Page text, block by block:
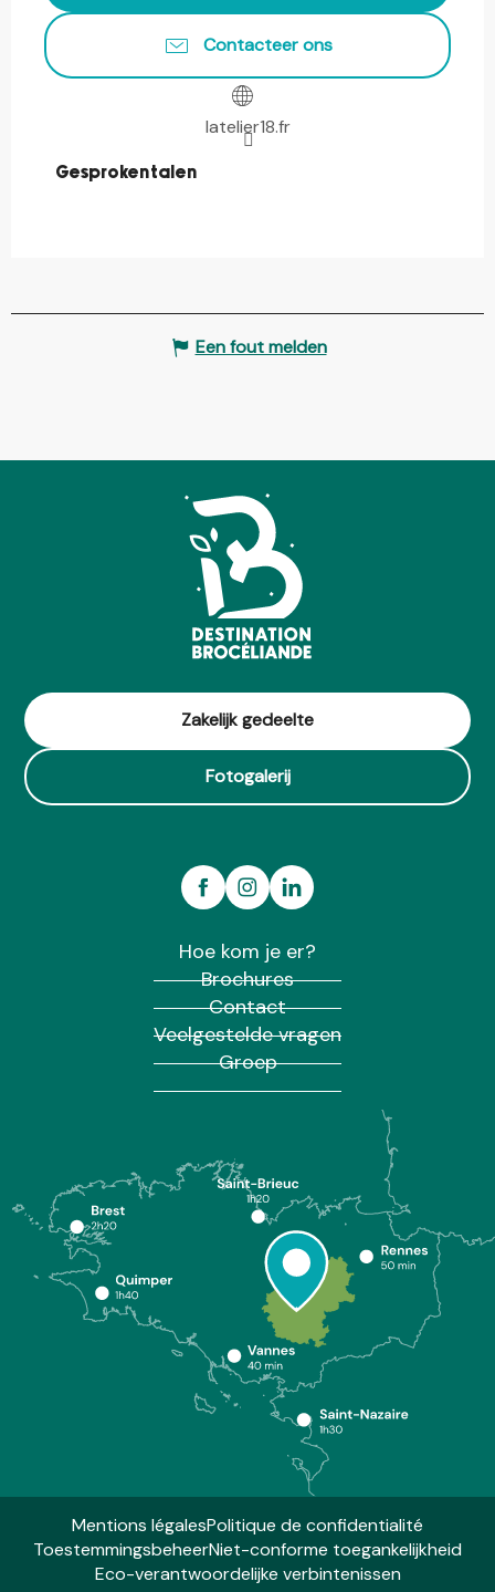
Contacteer ons
latelier18.fr
Gesproken talen
Gesproken talen
Een fout melden
Zakelijk gedeelte
Fotogalerij
Hoe kom je er?
Brochures
Contact
Veelgestelde vragen
Groep
Mentions légalesPolitique de confidentialité
ToestemmingsbeheerNiet-conforme toegankelijkheid
Eco-verantwoordelijke verbintenissen